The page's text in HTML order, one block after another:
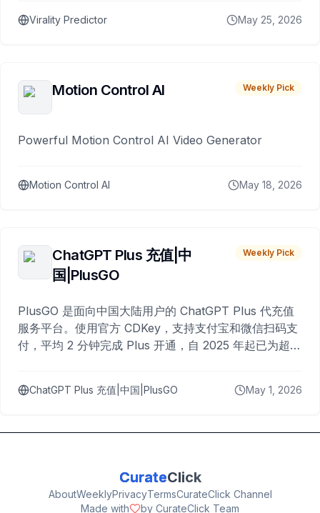
Virality Predictor May 25, 2026
Motion Control AI Weekly Pick
Powerful Motion Control AI Video Generator
Motion Control AI May 18, 2026
ChatGPT Plus 充值|中
国|PlusGO
Weekly Pick
PlusGO 是面向中国大陆用户的 ChatGPT Plus 代充值
服务平台。使用官方 CDKey，支持支付宝和微信扫码支
付，平均 2 分钟完成 Plus 开通，自 2025 年起已为超过
ChatGPT Plus 充值|中国|PlusGO May 1, 2026
CurateClick
AboutWeeklyPrivacyTermsCurateClick Channel
Made with
by CurateClick Team